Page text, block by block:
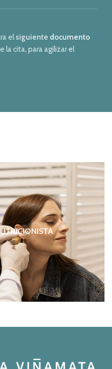
el siguiente documento
la cita, para agilizar el